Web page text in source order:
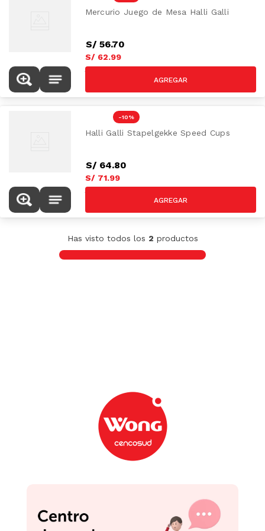
Mercurio Juego de Mesa Halli Galli
S/ 56.70
S/ 62.99
S/
-10 %
Halli Galli Stapelgekke Speed Cups
S/ 64.80
S/ 71.99
S/
Has visto todos los 2 productos